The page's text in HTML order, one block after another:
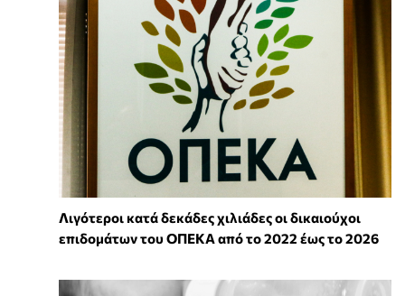
Λιγότεροι κατά δεκάδες χιλιάδες οι δικαιούχοι
επιδομάτων του ΟΠΕΚΑ από το 2022 έως το 2026